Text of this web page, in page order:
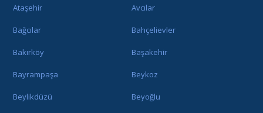
Ataşehir Avcılar
Bağcılar Bahçelievler
Bakırköy Başakehir
Bayrampaşa Beykoz
Beylikdüzü Beyoğlu